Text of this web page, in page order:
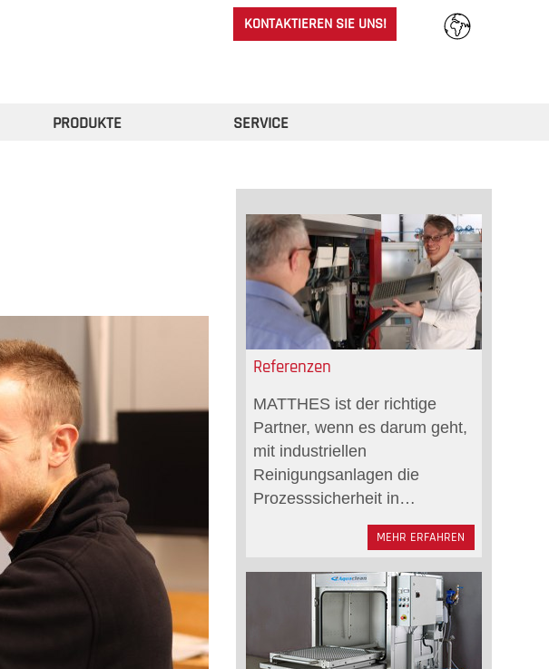
KONTAKTIEREN SIE UNS!
PRODUKTE SERVICE
Referenzen
MATTHES ist der richtige
Partner, wenn es darum geht,
mit industriellen
Reinigungsanlagen die
Prozesssicherheit in…
MEHR ERFAHREN